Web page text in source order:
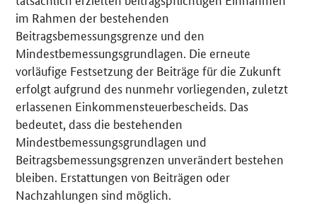
im Rahmen der bestehenden
Beitragsbemessungsgrenze und den
Mindestbemessungsgrundlagen. Die erneute
vorläufige Festsetzung der Beiträge für die Zukunft
erfolgt aufgrund des nunmehr vorliegenden, zuletzt
erlassenen Einkommensteuerbescheids. Das
bedeutet, dass die bestehenden
Mindestbemessungsgrundlagen und
Beitragsbemessungsgrenzen unverändert bestehen
bleiben. Erstattungen von Beiträgen oder
Nachzahlungen sind möglich.